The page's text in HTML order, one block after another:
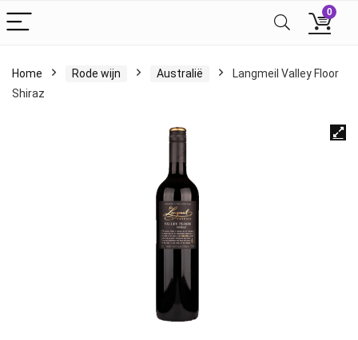
0
Home Rode wijn Australië
Langmeil Valley Floor
Shiraz